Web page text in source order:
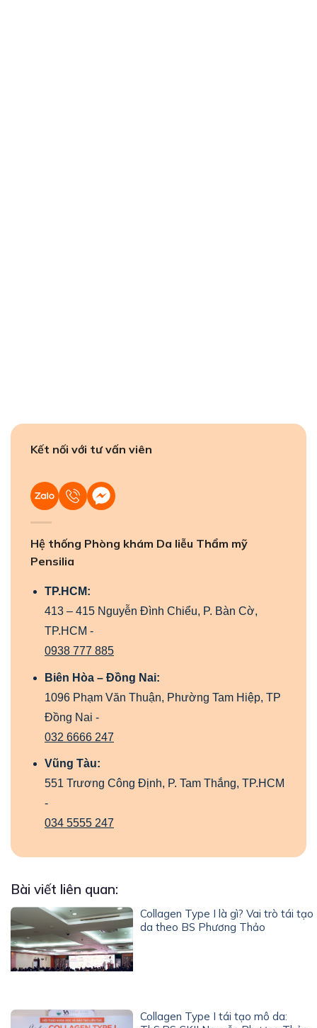
Kết nối với tư vấn viên
Hệ thống Phòng khám Da liễu Thẩm mỹ
Pensilia
TP.HCM:
413 – 415 Nguyễn Đình Chiểu, P. Bàn Cờ,
TP.HCM -
0938 777 885
Biên Hòa – Đồng Nai:
1096 Phạm Văn Thuận, Phường Tam Hiệp, TP
Đồng Nai -
032 6666 247
Vũng Tàu:
551 Trương Công Định, P. Tam Thắng, TP.HCM
-
034 5555 247
Bài viết liên quan:
Collagen Type I là gì? Vai trò tái tạo
da theo BS Phương Thảo
Collagen Type I tái tạo mô da: